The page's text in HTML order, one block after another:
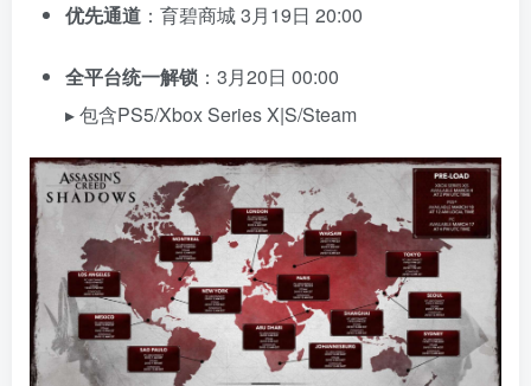
关注 关注
优先通道 ：育碧商城 3月19日 20:00
全平台统一解锁 ：3月20日 00:00
▸ 包含PS5/Xbox Series X|S/Steam